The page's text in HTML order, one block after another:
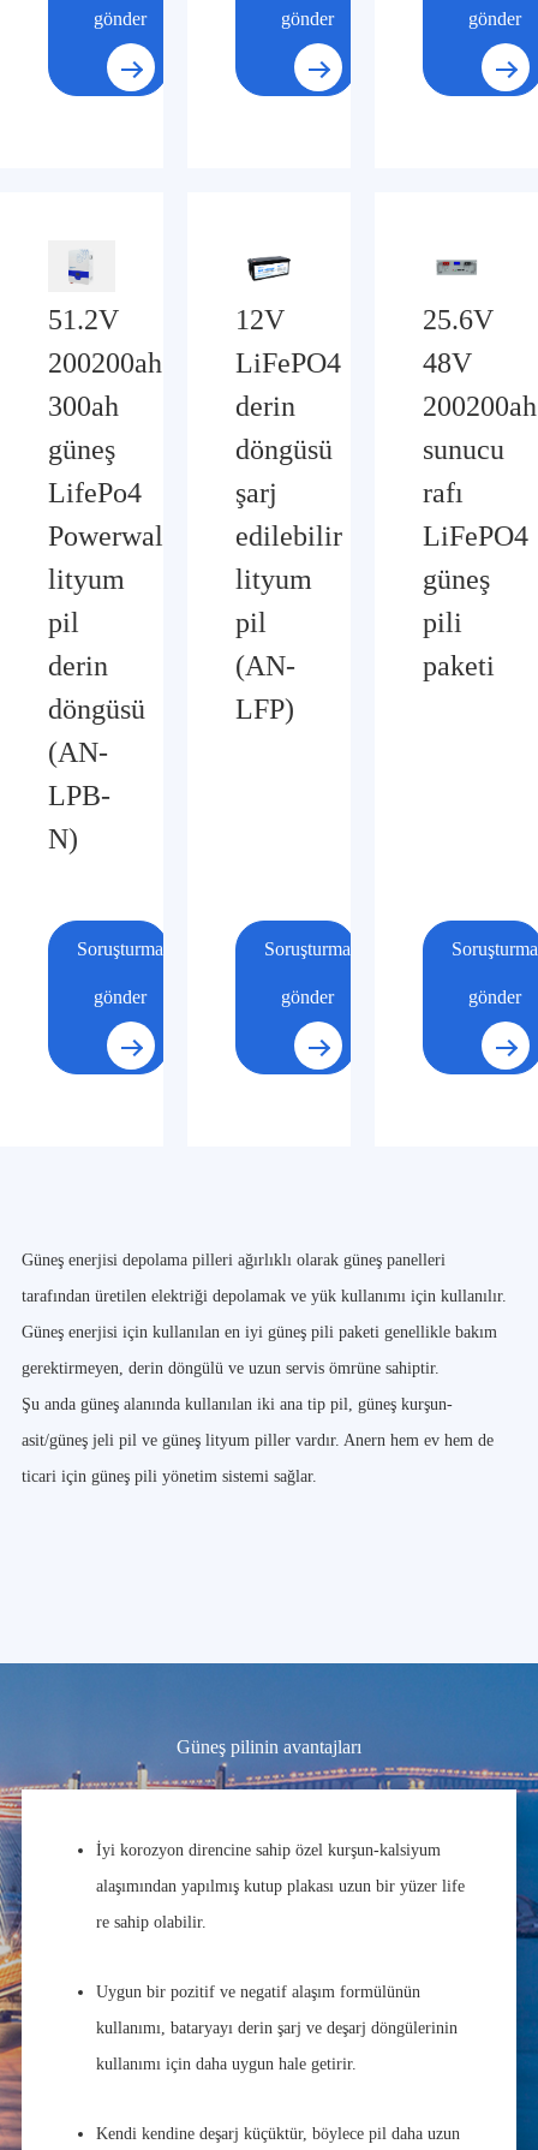
gönder gönder gönder
51.2V
200200ah
300ah
güneş
LifePo4
Powerwall
lityum
pil
derin
döngüsü
(AN-
LPB-
N)
Soruşturma
gönder
12V
LiFePO4
derin
döngüsü
şarj
edilebilir
lityum
pil
(AN-
LFP)
Soruşturma
gönder
25.6V
48V
200200ah
sunucu
rafı
LiFePO4
güneş
pili
paketi
Soruşturma
gönder
Güneş enerjisi depolama pilleri ağırlıklı olarak güneş panelleri
tarafından üretilen elektriği depolamak ve yük kullanımı için kullanılır.
Güneş enerjisi için kullanılan en iyi güneş pili paketi genellikle bakım
gerektirmeyen, derin döngülü ve uzun servis ömrüne sahiptir.
Şu anda güneş alanında kullanılan iki ana tip pil, güneş kurşun-
asit/güneş jeli pil ve güneş lityum piller vardır. Anern hem ev hem de
ticari için güneş pili yönetim sistemi sağlar.
Güneş pilinin avantajları
İyi korozyon direncine sahip özel kurşun-kalsiyum
alaşımından yapılmış kutup plakası uzun bir yüzer life
re sahip olabilir.
Uygun bir pozitif ve negatif alaşım formülünün
kullanımı, bataryayı derin şarj ve deşarj döngülerinin
kullanımı için daha uygun hale getirir.
Kendi kendine deşarj küçüktür, böylece pil daha uzun